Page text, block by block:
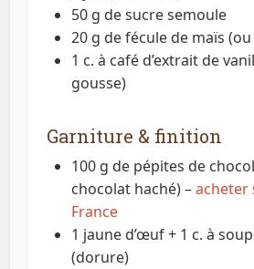
50 g de sucre semoule
20 g de fécule de maïs
1 c. à café d’extrait de
gousse)
Garniture & finition
100 g de pépites de
chocolat haché) –acheter
France
1 jaune d’œuf + 1 c. à
(dorure)